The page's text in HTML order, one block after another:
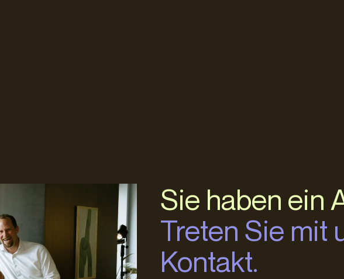
Sie haben ein
Treten Sie mit
Kontakt.